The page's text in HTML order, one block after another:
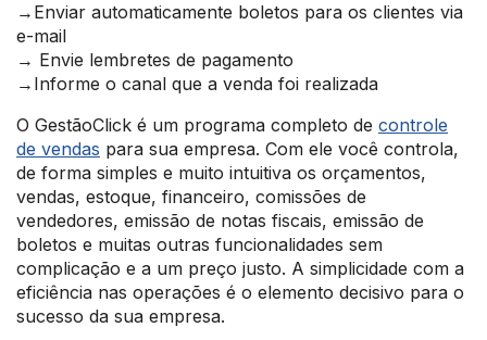
→Enviar automaticamente boletos para os clientes via
e-mail
→ Envie lembretes de pagamento
→Informe o canal que a venda foi realizada
O GestãoClick é um programa completo de controle
de vendas para sua empresa. Com ele você controla,
de forma simples e muito intuitiva os orçamentos,
vendas, estoque, financeiro, comissões de
vendedores, emissão de notas fiscais, emissão de
boletos e muitas outras funcionalidades sem
complicação e a um preço justo. A simplicidade com a
eficiência nas operações é o elemento decisivo para o
sucesso da sua empresa.